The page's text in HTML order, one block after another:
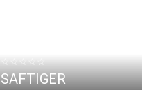
☆☆☆☆☆
SAFTIGER